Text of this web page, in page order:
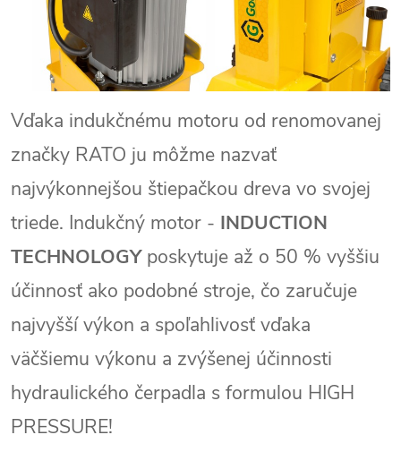
Vďaka indukčnému motoru od renomovanej
značky RATO ju môžme nazvať
najvýkonnejšou štiepačkou dreva vo svojej
triede. Indukčný motor - INDUCTION
TECHNOLOGYposkytuje až o 50 % vyššiu
účinnosť ako podobné stroje, čo zaručuje
najvyšší výkon a spoľahlivosť vďaka
väčšiemu výkonu a zvýšenej účinnosti
hydraulického čerpadla s formulou HIGH
PRESSURE!